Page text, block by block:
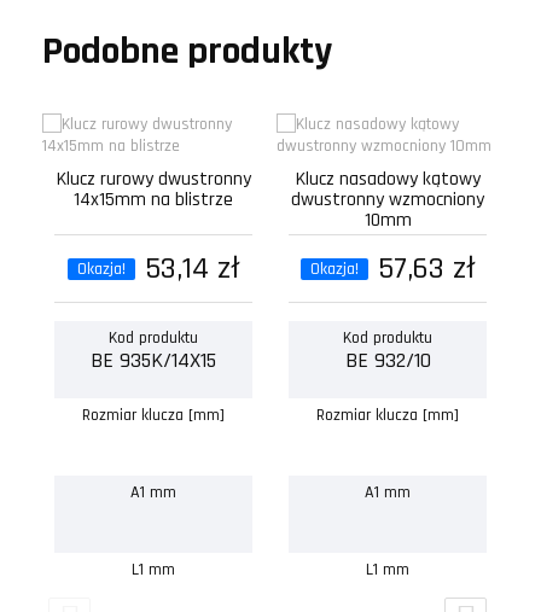
Podobne produkty
Klucz rurowy dwustronny
14x15mm na blistrze
Okazja! 53,14 zł
Kod produktu
BE 935K/14X15
Rozmiar klucza [mm]
A1 mm
L1 mm
Klucz nasadowy kątowy
dwustronny wzmocniony
10mm
Okazja! 57,63 zł
Kod produktu
BE 932/10
Rozmiar klucza [mm]
A1 mm
L1 mm